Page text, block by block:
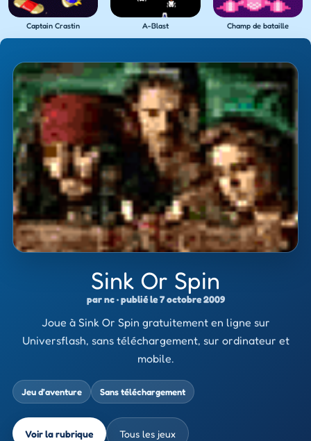
Sink Or Spin
par nc · publié le 7 octobre 2009
Joue à Sink Or Spin gratuitement en ligne sur
Universflash, sans téléchargement, sur ordinateur et
mobile.
Jeu d’aventure Sans téléchargement
Voir la rubrique Tous les jeux
Captain Crastin A-Blast Champ de bataille